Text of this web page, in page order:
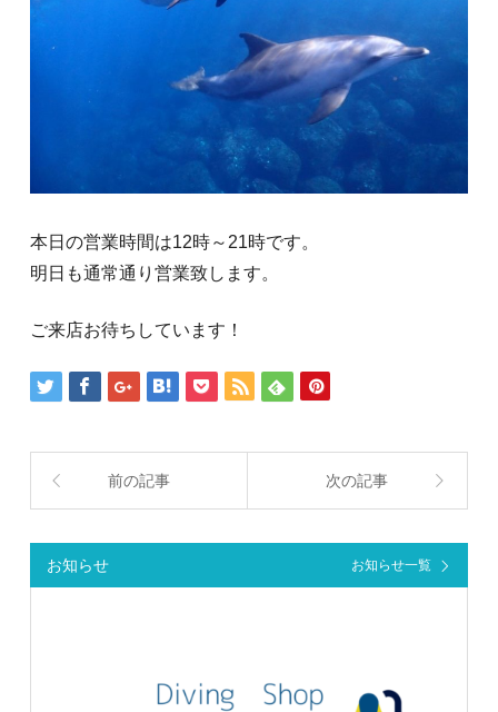
本日の営業時間は12時～21時です。
明日も通常通り営業致します。
ご来店お待ちしています！
前の記事 次の記事
お知らせ お知らせ一覧